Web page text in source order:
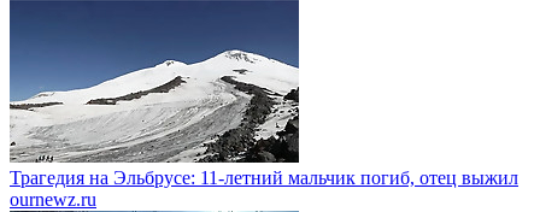
Трагедия на Эльбрусе: 11-летний мальчик погиб, отец выжил
ournewz.ru